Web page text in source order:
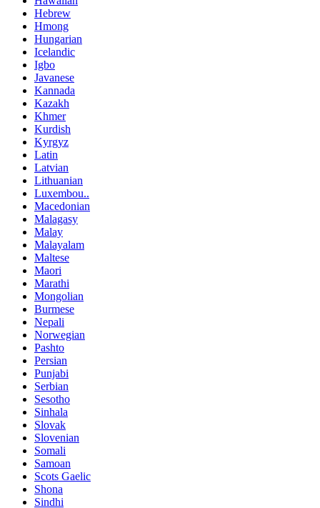
Hebrew
Hmong
Hungarian
Icelandic
Igbo
Javanese
Kannada
Kazakh
Khmer
Kurdish
Kyrgyz
Latin
Latvian
Lithuanian
Luxembou..
Macedonian
Malagasy
Malay
Malayalam
Maltese
Maori
Marathi
Mongolian
Burmese
Nepali
Norwegian
Pashto
Persian
Punjabi
Serbian
Sesotho
Sinhala
Slovak
Slovenian
Somali
Samoan
Scots Gaelic
Shona
Sindhi